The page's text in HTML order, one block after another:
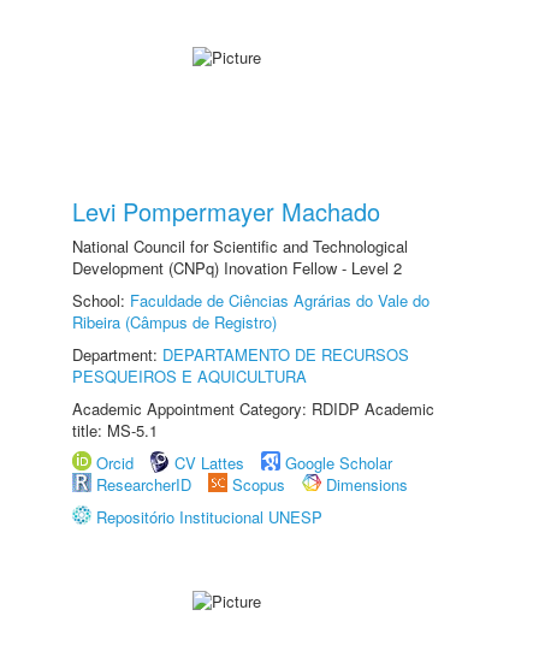
Levi Pompermayer Machado
National Council for Scientific and Technological
Development (CNPq) Inovation Fellow - Level 2
School: Faculdade de Ciências Agrárias do Vale do
Ribeira (Câmpus de Registro)
Department: DEPARTAMENTO DE RECURSOS
PESQUEIROS E AQUICULTURA
Academic Appointment Category: RDIDP Academic
title: MS-5.1
Orcid
CV Lattes
Google Scholar
ResearcherID
Scopus
Dimensions
Repositório Institucional UNESP